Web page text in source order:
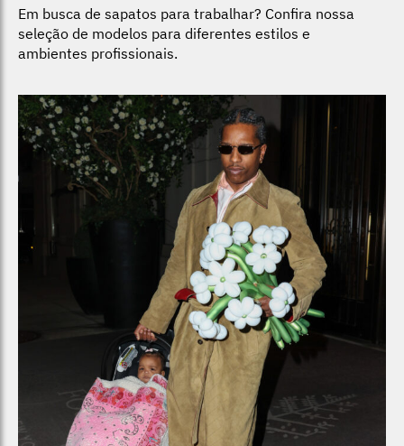
Em busca de sapatos para trabalhar? Confira nossa
seleção de modelos para diferentes estilos e
ambientes profissionais.